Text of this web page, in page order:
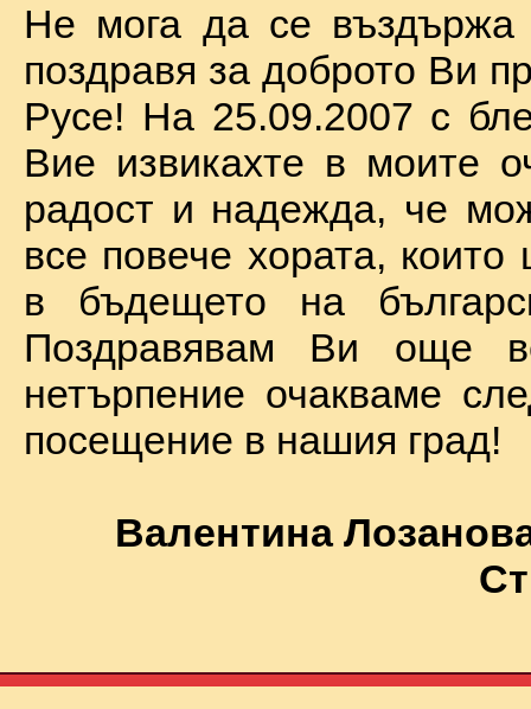
Не мога да се
поздравя за доброто Ви
Русе! На 25.09.2007 с
Вие извикахте в моите
радост и надежда, че
все повече хората, които
в бъдещето на
Поздравявам Ви още
нетърпение очакваме
посещение в нашия град!
Валентина